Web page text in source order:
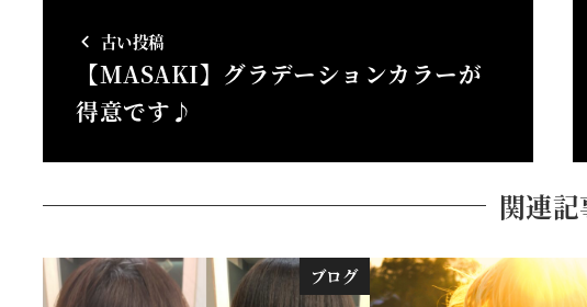
古い投稿
【MASAKI】グラデーションカラーが
得意です♪
関連記
ブログ